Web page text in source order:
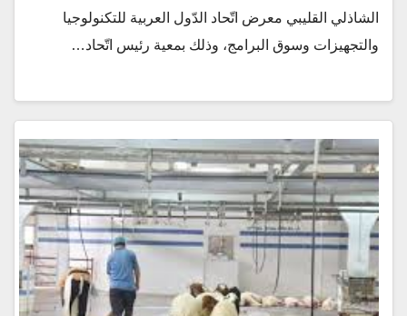
الشاذلي القليبي معرض اتّحاد الدّول العربية للتكنولوجيا
والتجهيزات وسوق البرامج، وذلك بمعية رئيس اتّحاد…